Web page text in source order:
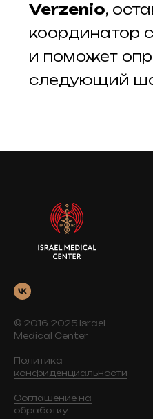
Verzenio,
координатор
и поможет
следующий
© 2016-2025 Israel
Medical Center
Политика
конфиденциальности
Соглашение на
обработку